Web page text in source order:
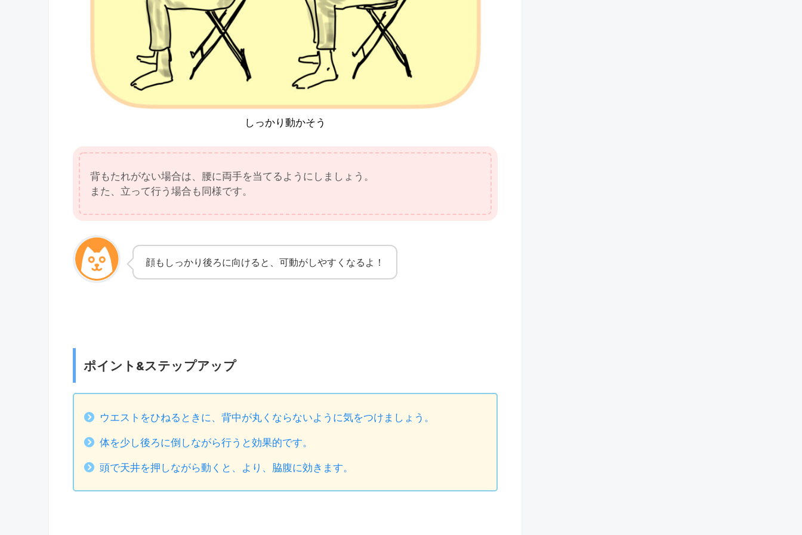
しっかり動かそう
背もたれがない場合は、腰に両手を当てるようにしましょう。
また、立って行う場合も同様です。
顔もしっかり後ろに向けると、可動がしやすくなるよ！
ポイント&ステップアップ
ウエストをひねるときに、背中が丸くならないように気をつけましょう。
体を少し後ろに倒しながら行うと効果的です。
頭で天井を押しながら動くと、より、脇腹に効きます。